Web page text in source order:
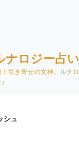
ロジー占い
引き寄せの女神。ルナ
シュ